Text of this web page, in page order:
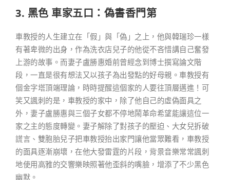
3. 黑色 車家五口：偽書香門第
車教授的人生建立在「假」與「偽」之上，他與韓瑞珍一樣
有著卑微的出身，作為洗衣店兒子的他從不吝惜講自己奮發
上游的故事。而妻子盧勝惠婚前曾經念到博士撰寫論文階
段，一直是很有想法又以孩子為出發點的好母親。車教授有
個金字塔頂端理論，時時提醒這個家的人要往頂層邁進！可
笑又諷刺的是，車教授的家中，除了他自己的虛偽面具之
外，妻子盧勝惠與三個子女都不停地鬧革命希望能讓這位一
家之主的態度轉變。妻子解除了對孩子的壓迫、大女兒拆破
謊言、雙胞胎兒子把車教授抬出家門讓他當眾難看，車教授
的面具逐漸崩壞，在他大發雷霆的片段，背景音樂常常諷刺
地使用高雅的交響樂映照著他歪斜的嘴臉，增添了不少黑色
幽默。